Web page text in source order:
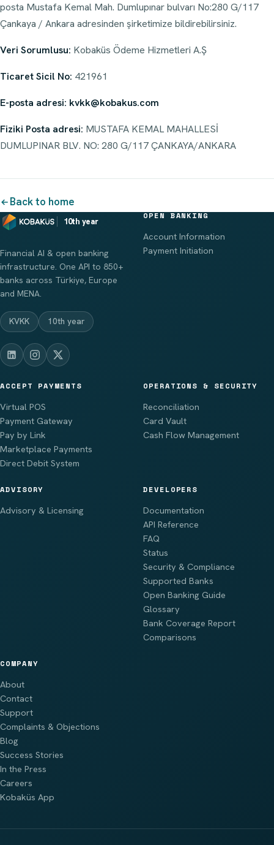
posta Mustafa Kemal Mah. Dumlupınar bulvarı No:280 G/117
Çankaya / Ankara adresinden şirketimize bildirebilirsiniz.
Veri Sorumlusu: Kobaküs Ödeme Hizmetleri A.Ş
Ticaret Sicil No: 421961
E-posta adresi: kvkk@kobakus.com
Fiziki Posta adresi: MUSTAFA KEMAL MAHALLESİ
DUMLUPINAR BLV. NO: 280 G/117 ÇANKAYA/ANKARA
Back to home
10th year
Financial AI & open banking
infrastructure. One API to 850+
banks across Türkiye, Europe
and MENA.
KVKK 10th year
OPEN BANKING
Account Information
Payment Initiation
ACCEPT PAYMENTS
Virtual POS
Payment Gateway
Pay by Link
Marketplace Payments
Direct Debit System
OPERATIONS & SECURITY
Reconciliation
Card Vault
Cash Flow Management
ADVISORY
Advisory & Licensing
DEVELOPERS
Documentation
API Reference
FAQ
Status
Security & Compliance
Supported Banks
Open Banking Guide
Glossary
Bank Coverage Report
Comparisons
COMPANY
About
Contact
Support
Complaints & Objections
Blog
Success Stories
In the Press
Careers
Kobaküs App